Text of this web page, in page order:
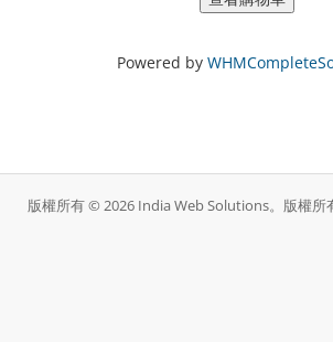
Powered by
版權所有 © 2026 India Web Solutions。版權所